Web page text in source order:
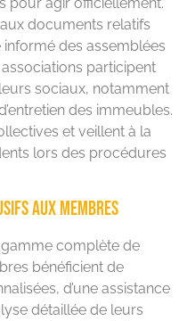
documents relatifs
informé des assemblées
participent
sociaux, notamment
des immeubles.
et veillent à la
lors des procédures
aux membres
gamme complète de
bénéficient de
d’une assistance
détaillée de leurs